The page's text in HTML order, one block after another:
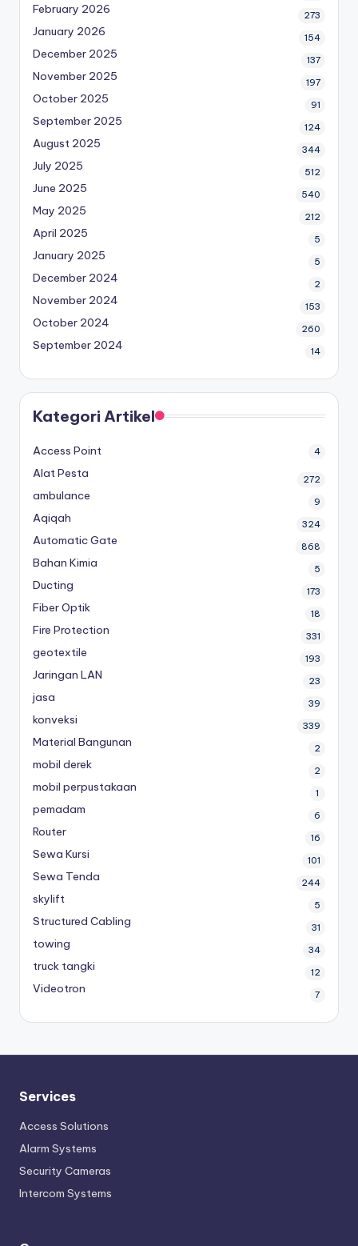
February 2026 273
January 2026 154
December 2025 137
November 2025 197
October 2025 91
September 2025 124
August 2025 344
July 2025 512
June 2025 540
May 2025 212
April 2025 5
January 2025 5
December 2024 2
November 2024 153
October 2024 260
September 2024 14
Kategori Artikel
Access Point 4
Alat Pesta 272
ambulance 9
Aqiqah 324
Automatic Gate 868
Bahan Kimia 5
Ducting 173
Fiber Optik 18
Fire Protection 331
geotextile 193
Jaringan LAN 23
jasa 39
konveksi 339
Material Bangunan 2
mobil derek 2
mobil perpustakaan 1
pemadam 6
Router 16
Sewa Kursi 101
Sewa Tenda 244
skylift 5
Structured Cabling 31
towing 34
truck tangki 12
Videotron 7
Services
Access Solutions
Alarm Systems
Security Cameras
Intercom Systems